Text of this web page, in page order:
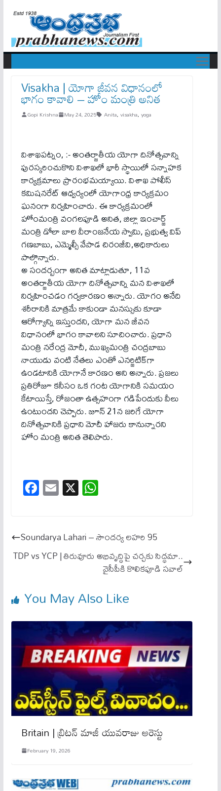
Visakha | యోగా జీవన విధానంలో
భాగం కావాలి – హోం మంత్రి అనిత
Gopi Krishna May 24, 2025 Anita, visakha, yoga
విశాఖపట్నం, :- అంతర్జాతీయ యోగా దినోత్సవాన్ని
పురస్కరించుకొని విశాఖలో భారీ స్థాయిలో సన్నాహక
కార్యక్రమాలు ప్రారంభమయ్యాయి. విశాఖ పోలీస్
కమిషనరేట్ ఆధ్వర్యంలో యోగాంధ్ర కార్యక్రమం
ఘనంగా నిర్వ‌హించారు. ఈ కార్యక్రమంలో
హోంమంత్రి వంగలపూడి అనిత, జిల్లా ఇంచార్జ్
మంత్రి డోలా బాల వీరాంజనేయ స్వామి, ప్రభుత్వ విప్
గణబాబు, ఎమ్మెల్సీ వేపాడ చిరంజీవి,అధికారులు
పాల్గొన్నారు.
అ సంద‌ర్బంగా అనిత మాట్లాడుతూ, 11వ
అంతర్జాతీయ యోగా దినోత్సవాన్ని మన విశాఖలో
నిర్వహించడం గర్వకారణం అన్నారు. యోగం అనేది
శరీరానికి మాత్రమే కాకుండా మనస్సుకు కూడా
ఆరోగ్యాన్ని ఇస్తుందని, యోగా మన జీవన
విధానంలో భాగం కావాలని సూచించారు. ప్రధాన
మంత్రి నరేంద్ర మోదీ, ముఖ్యమంత్రి చంద్రబాబు
నాయుడు వంటి నేతలు ఎంతో ఎనర్జిటిక్‌గా
ఉండటానికి యోగానే కారణం అని అన్నారు. ప్రజలు
ప్రతిరోజూ కనీసం ఒక గంట యోగానికి సమయం
కేటాయిస్తే, రోజంతా ఉత్సహంగా గడిపేందుకు వీలు
ఉంటుందని చెప్పారు. జూన్ 21న జరిగే యోగా
దినోత్సవానికి ప్రధాని మోదీ హాజరు కానున్నారని
హోం మంత్రి అనిత తెలిపారు.
Fa
ce
ok
E
m
X W
ha
A
pp
Soundarya Lahari – సౌందర్య లహరి 95
TDP vs YCP | తిరువూరు అభివృద్ధిపై చర్చకు సిద్ధమా..
వైసీపీకి కొలికపూడి సవాల్
You May Also Like
Britain | బ్రిటన్‌ మాజీ యువరాజు అరెస్టు
February 19, 2026